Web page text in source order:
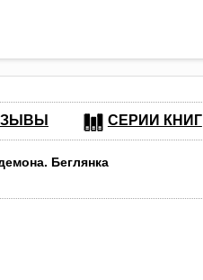
СЕРИИ КНИГ
Беглянка